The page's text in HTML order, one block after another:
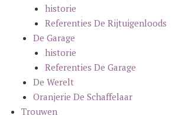
historie
Referenties De Rijtuigenloods
De Garage
historie
Referenties De Garage
De Werelt
Oranjerie De Schaffelaar
Trouwen